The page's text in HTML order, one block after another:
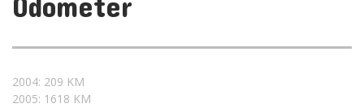
2004: 209 KM
2005: 1618 KM